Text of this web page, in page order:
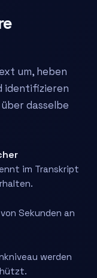
um, heben
identifizieren
dasselbe
im Transkript
Sekunden an
werden